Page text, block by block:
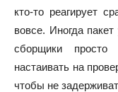
кто-то реагирует
вовсе. Иногда
сборщики
настаивать на
чтобы не